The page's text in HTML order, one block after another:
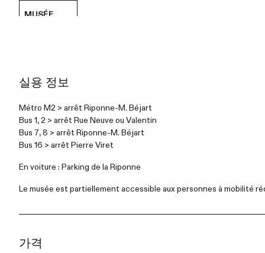
MUSÉE
실용 정보
Métro M2 > arrêt Riponne-M. Béjart
Bus 1, 2 > arrêt Rue Neuve ou Valentin
Bus 7, 8 > arrêt Riponne-M. Béjart
Bus 16 > arrêt Pierre Viret
En voiture : Parking de la Riponne
Le musée est partiellement accessible aux personnes à mobilité
가격